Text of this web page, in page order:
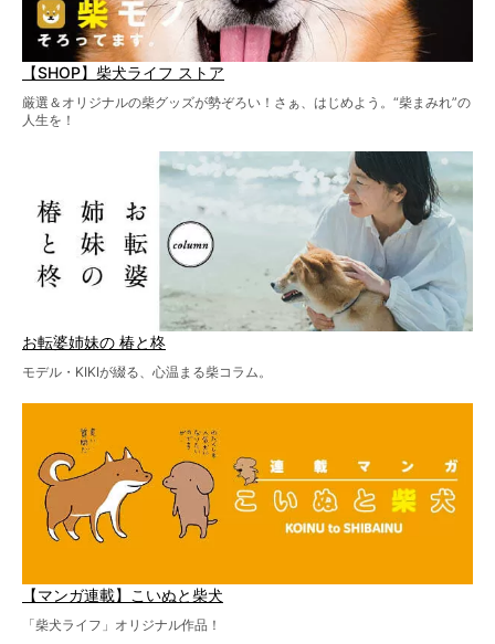
【SHOP】柴犬ライフ ストア
厳選＆オリジナルの柴グッズが勢ぞろい！さぁ、はじめよう。“柴まみれ”の
人生を！
お転婆姉妹の 椿と柊
モデル・KIKIが綴る、心温まる柴コラム。
【マンガ連載】こいぬと柴犬
「柴犬ライフ」オリジナル作品！